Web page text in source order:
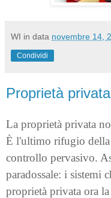
WI in data novembre 14,
Condividi
Proprietà privata
La proprietà privata
È l'ultimo rifugio
controllo pervasivo.
paradossale: i sistemi
proprietà privata ora